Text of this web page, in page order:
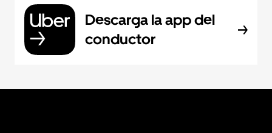
Descarga la app del
conductor